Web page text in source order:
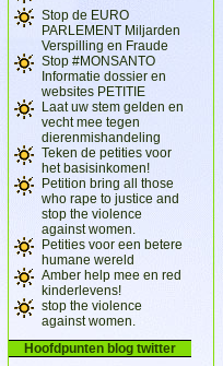
Stop de EURO
PARLEMENT Miljarden
Verspilling en Fraude
Stop #MONSANTO
Informatie dossier en
websites PETITIE
Laat uw stem gelden en
vecht mee tegen
dierenmishandeling
Teken de petities voor
het basisinkomen!
Petition bring all those
who rape to justice and
stop the violence
against women.
Petities voor een betere
humane wereld
Amber help mee en red
kinderlevens!
stop the violence
against women.
Hoofdpunten blog twitter